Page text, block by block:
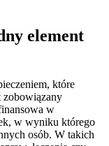
element
które
zobowiązany
w
w wyniku którego
osób. W takich